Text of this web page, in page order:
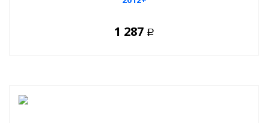
1 287 Р